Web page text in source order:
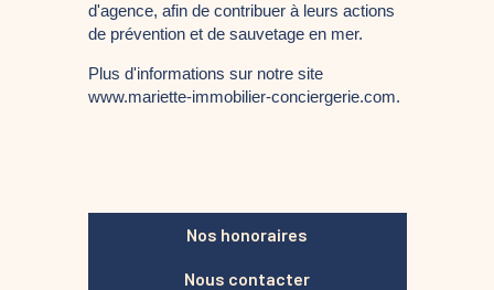
d'agence, afin de contribuer à leurs actions
de prévention et de sauvetage en mer.
Plus d'informations sur notre site
www.mariette-immobilier-conciergerie.com.
Nos honoraires
Nous contacter